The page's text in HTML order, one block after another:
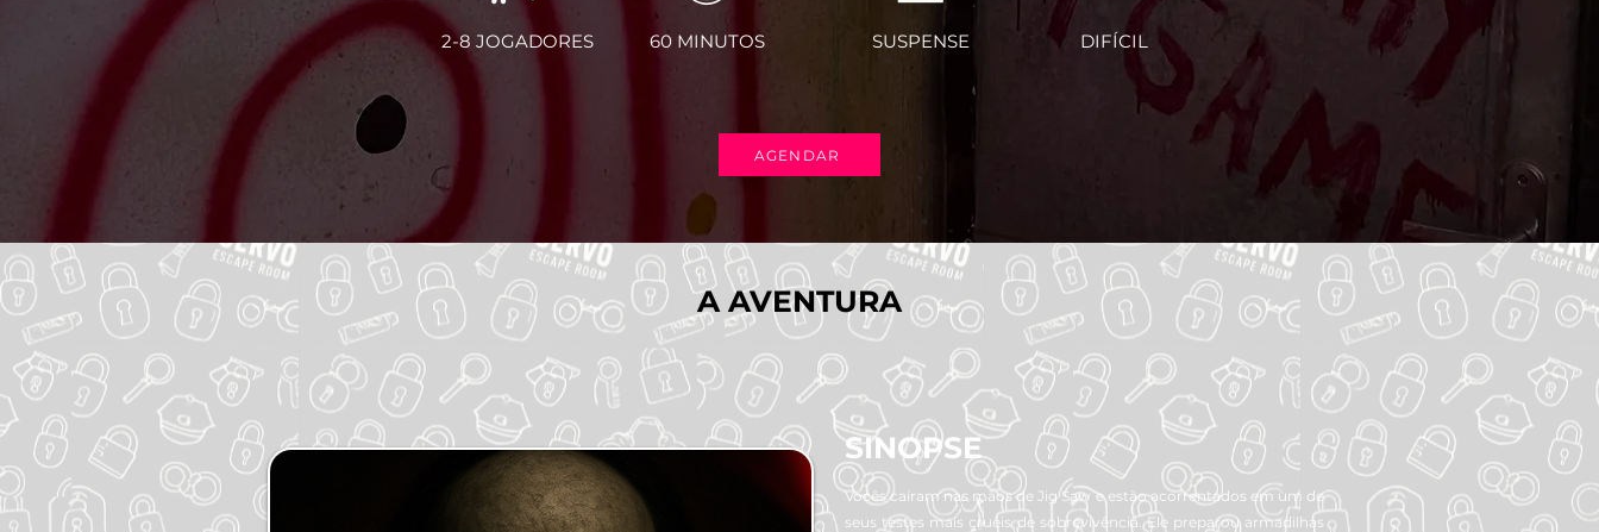
2-8 JOGADORES 60 MINUTOS SUSPENSE DIFÍCIL
AGENDAR
A AVENTURA
SINOPSE
Vocês caíram nas mãos de Jig Saw e estão acorrentados em um de
seus testes mais cruéis de sobrevivência. Ele preparou armadilhas